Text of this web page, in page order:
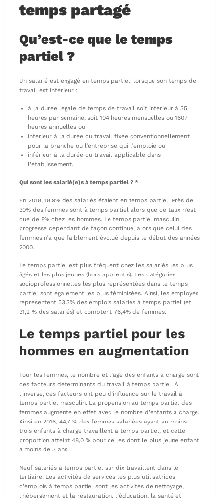
temps partagé
Qu’est-ce que le temps
partiel ?
Un salarié est engagé en temps partiel, lorsque son temps de
travail est inférieur :
à la durée légale de temps de travail soit inférieur à 35
heures par semaine, soit 104 heures mensuelles ou 1607
heures annuelles ou
inférieur à la durée du travail fixée conventionnellement
pour la branche ou l’entreprise qui l’emploie ou
inférieur à la durée du travail applicable dans
l’établissement.
Qui sont les salarié(e)s à temps partiel ? *
En 2018, 18.9% des salariés étaient en temps partiel. Près de
30% des femmes sont à temps partiel alors que ce taux n’est
que de 8% chez les hommes. Le temps partiel masculin
progresse cependant de façon continue, alors que celui des
femmes n’a que faiblement évolué depuis le début des années
2000.
Le temps partiel est plus fréquent chez les salariés les plus
âgés et les plus jeunes (hors apprentis). Les catégories
socioprofessionnelles les plus représentées dans le temps
partiel sont également les plus féminisées. Ainsi, les employés
représentent 53,3% des emplois salariés à temps partiel (et
31,2 % des salariés) et comptent 76,4% de femmes.
Le temps partiel pour les
hommes en augmentation
Pour les femmes, le nombre et l’âge des enfants à charge sont
des facteurs déterminants du travail à temps partiel. À
l’inverse, ces facteurs ont peu d’influence sur le travail à
temps partiel masculin. La propension au temps partiel des
femmes augmente en effet avec le nombre d’enfants à charge.
Ainsi en 2016, 44,7 % des femmes salariées ayant au moins
trois enfants à charge travaillent à temps partiel, et cette
proportion atteint 48,0 % pour celles dont le plus jeune enfant
a moins de 3 ans.
Neuf salariés à temps partiel sur dix travaillent dans le
tertiaire. Les activités de services les plus utilisatrices
d’emplois à temps partiel sont les activités de nettoyage,
l’hébergement et la restauration, l’éducation, la santé et